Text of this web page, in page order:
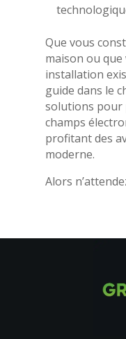
Que vous
maison ou
installation
guide dans le
solutions pour
champs
profitant des
moderne.
Alors